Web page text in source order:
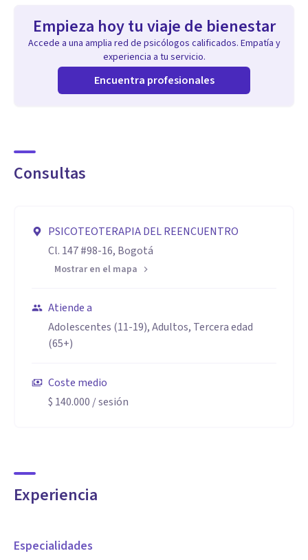
Empieza hoy tu viaje de bienestar
Accede a una amplia red de psicólogos calificados. Empatía y
experiencia a tu servicio.
Encuentra profesionales
Consultas
PSICOTEOTERAPIA DEL REENCUENTRO
Cl. 147 #98-16, Bogotá
Mostrar en el mapa
Atiende a
Adolescentes (11-19), Adultos, Tercera edad
(65+)
Coste medio
$ 140.000 / sesión
Experiencia
Especialidades